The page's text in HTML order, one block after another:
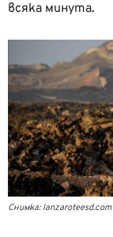
всяка минута.
Снимка: lanzaroteesd.com